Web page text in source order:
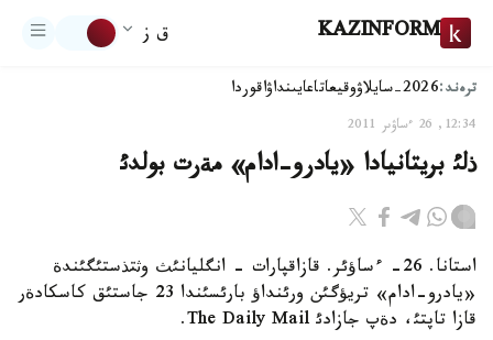
KAZINFORM ق ز
ترەند:2026-سايلاۋ وقيعاتاعايىنداۋاقوردا
12:34, 26 ءساۋىر 2011
ذلئ بريتانيادا «يادرو-ادام» مةرت بولدئ
استانا. 26- ءساؤئر. قازاقپارات - انگليانئث وثتذستئگئندة
«يادرو-ادام» تريؤگئن ورئنداؤ بارئسئندا 23 جاستئق كاسكادةر
قازا تاپتئ، دةپ جازادئ The Daily Mail.